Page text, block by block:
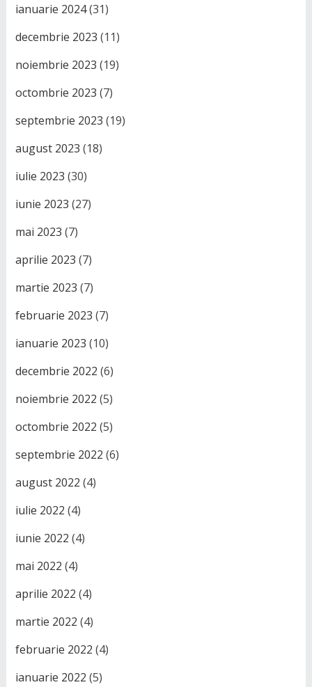
ianuarie 2024(31)
decembrie 2023 (11)
noiembrie 2023 (19)
octombrie 2023 (7)
septembrie 2023 (19)
august 2023 (18)
iulie 2023 (30)
iunie 2023 (27)
mai 2023 (7)
aprilie 2023 (7)
martie 2023 (7)
februarie 2023 (7)
ianuarie 2023 (10)
decembrie 2022 (6)
noiembrie 2022 (5)
octombrie 2022 (5)
septembrie 2022 (6)
august 2022 (4)
iulie 2022 (4)
iunie 2022 (4)
mai 2022 (4)
aprilie 2022 (4)
martie 2022 (4)
februarie 2022 (4)
ianuarie 2022 (5)